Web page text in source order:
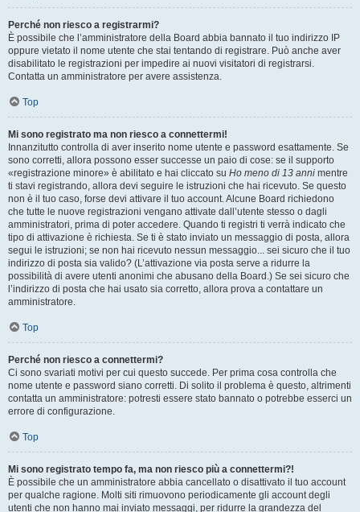
Perché non riesco a registrarmi?
È possibile che l’amministratore della Board abbia bannato il tuo indirizzo IP
oppure vietato il nome utente che stai tentando di registrare. Può anche aver
disabilitato le registrazioni per impedire ai nuovi visitatori di registrarsi.
Contatta un amministratore per avere assistenza.
Top
Mi sono registrato ma non riesco a connettermi!
Innanzitutto controlla di aver inserito nome utente e password esattamente. Se
sono corretti, allora possono esser successe un paio di cose: se il supporto
«registrazione minore» è abilitato e hai cliccato su Ho meno di 13 anni mentre
ti stavi registrando, allora devi seguire le istruzioni che hai ricevuto. Se questo
non è il tuo caso, forse devi attivare il tuo account. Alcune Board richiedono
che tutte le nuove registrazioni vengano attivate dall’utente stesso o dagli
amministratori, prima di poter accedere. Quando ti registri ti verrà indicato che
tipo di attivazione è richiesta. Se ti è stato inviato un messaggio di posta, allora
segui le istruzioni; se non hai ricevuto nessun messaggio... sei sicuro che il tuo
indirizzo di posta sia valido? (L’attivazione via posta serve a ridurre la
possibilità di avere utenti anonimi che abusano della Board.) Se sei sicuro che
l’indirizzo di posta che hai usato sia corretto, allora prova a contattare un
amministratore.
Top
Perché non riesco a connettermi?
Ci sono svariati motivi per cui questo succede. Per prima cosa controlla che
nome utente e password siano corretti. Di solito il problema è questo, altrimenti
contatta un amministratore: potresti essere stato bannato o potrebbe esserci un
errore di configurazione.
Top
Mi sono registrato tempo fa, ma non riesco più a connettermi?!
È possibile che un amministratore abbia cancellato o disattivato il tuo account
per qualche ragione. Molti siti rimuovono periodicamente gli account degli
utenti che non hanno mai inviato messaggi, per ridurre la grandezza del